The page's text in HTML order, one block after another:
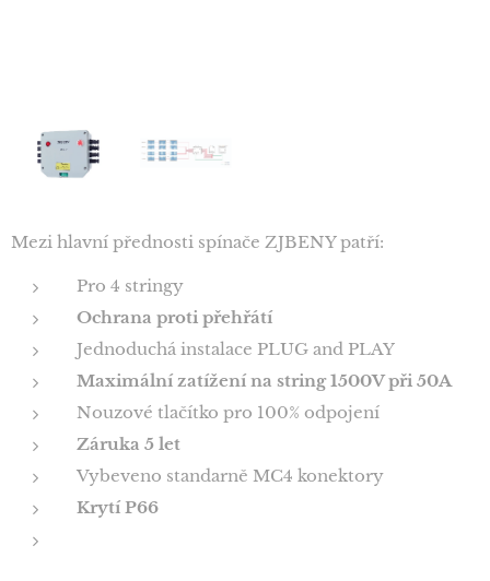
Mezi hlavní přednosti spínače ZJBENY patří:
Pro 4 stringy
Ochrana proti přehřátí
Jednoduchá instalace PLUG and PLAY
Maximální zatížení na string 1500V při 50A
Nouzové tlačítko pro 100% odpojení
Záruka 5 let
Vybeveno standarně MC4 konektory
Krytí P66